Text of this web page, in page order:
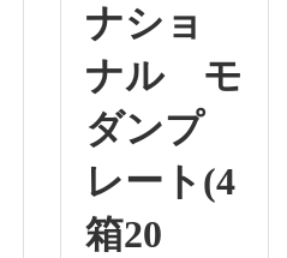
ナショ
ナル モ
ダンプ
レート(4
箱20